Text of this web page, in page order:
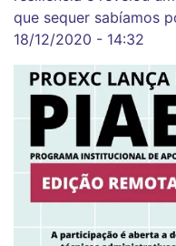
que sequer sabíamos
18/12/2020 - 14:32